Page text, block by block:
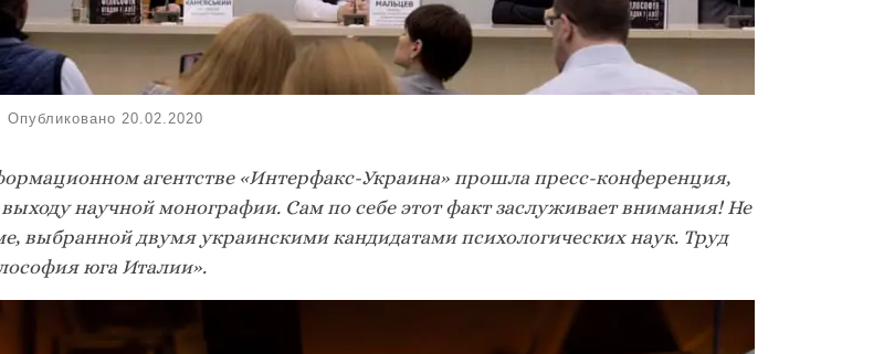
Опубликовано 20.02.2020
агентстве «Интерфакс-Украина» прошла пресс-конференция,
научной монографии. Сам по себе этот факт заслуживает внимания! Не
выбранной двумя украинскими кандидатами психологических наук. Труд
юга Италии».